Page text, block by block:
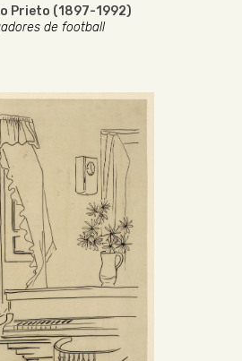
Prieto (1897-1992)
de football